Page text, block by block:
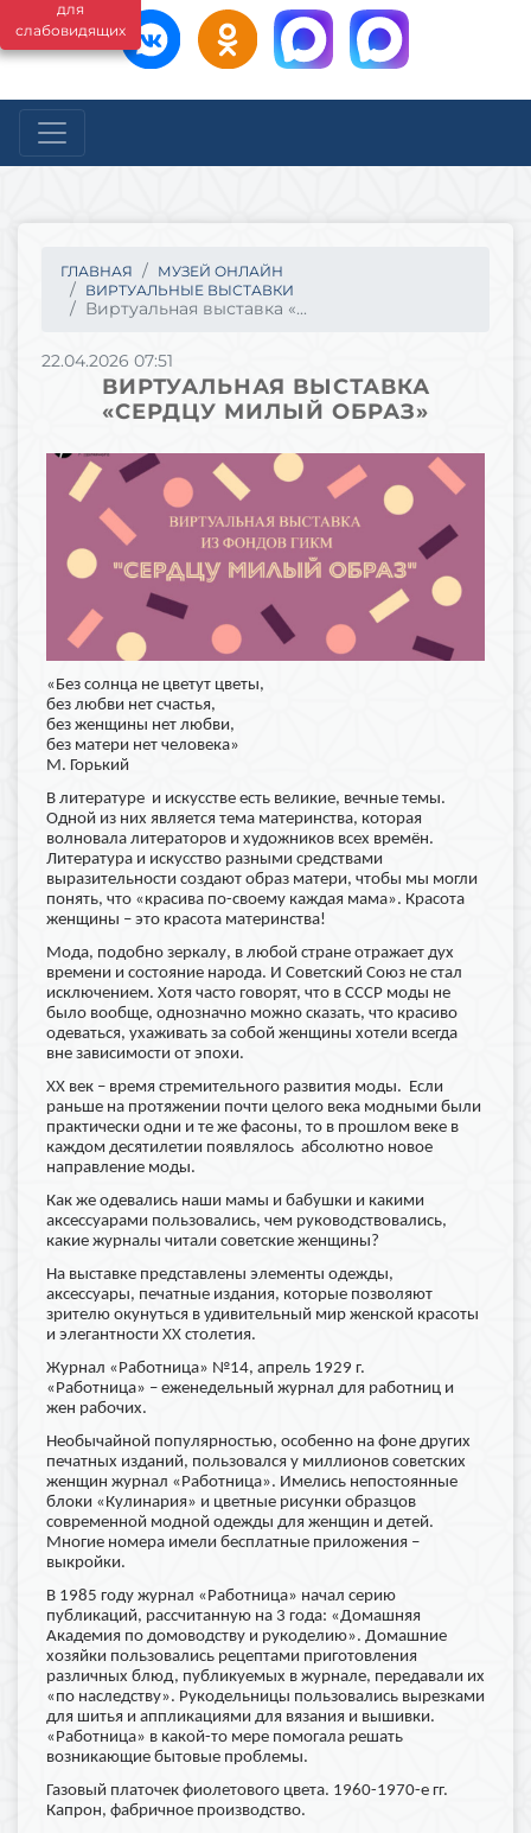
для
слабовидящих
ГЛАВНАЯ
МУЗЕЙ ОНЛАЙН
ВИРТУАЛЬНЫЕ ВЫСТАВКИ
Виртуальная выставка «...
22.04.2026 07:51
ВИРТУАЛЬНАЯ ВЫСТАВКА
«СЕРДЦУ МИЛЫЙ ОБРАЗ»
«Без солнца не цветут цветы,
без любви нет счастья,
без женщины нет любви,
без матери нет человека»
М. Горький
В литературе и искусстве есть великие, вечные темы.
Одной из них является тема материнства, которая
волновала литераторов и художников всех времён.
Литература и искусство разными средствами
выразительности создают образ матери, чтобы мы могли
понять, что «красива по-своему каждая мама». Красота
женщины – это красота материнства!
Мода, подобно зеркалу, в любой стране отражает дух
времени и состояние народа. И Советский Союз не стал
исключением. Хотя часто говорят, что в СССР моды не
было вообще, однозначно можно сказать, что красиво
одеваться, ухаживать за собой женщины хотели всегда
вне зависимости от эпохи.
ХХ век – время стремительного развития моды. Если
раньше на протяжении почти целого века модными были
практически одни и те же фасоны, то в прошлом веке в
каждом десятилетии появлялось абсолютно новое
направление моды.
Как же одевались наши мамы и бабушки и какими
аксессуарами пользовались, чем руководствовались,
какие журналы читали советские женщины?
На выставке представлены элементы одежды,
аксессуары, печатные издания, которые позволяют
зрителю окунуться в удивительный мир женской красоты
и элегантности ХХ столетия.
Журнал «Работница» №14, апрель 1929 г.
«Работница» – еженедельный журнал для работниц и
жен рабочих.
Необычайной популярностью, особенно на фоне других
печатных изданий, пользовался у миллионов советских
женщин журнал «Работница». Имелись непостоянные
блоки «Кулинария» и цветные рисунки образцов
современной модной одежды для женщин и детей.
Многие номера имели бесплатные приложения –
выкройки.
В 1985 году журнал «Работница» начал серию
публикаций, рассчитанную на 3 года: «Домашняя
Академия по домоводству и рукоделию». Домашние
хозяйки пользовались рецептами приготовления
различных блюд, публикуемых в журнале, передавали их
«по наследству». Рукодельницы пользовались вырезками
для шитья и аппликациями для вязания и вышивки.
«Работница» в какой-то мере помогала решать
возникающие бытовые проблемы.
Газовый платочек фиолетового цвета. 1960-1970-е гг.
Капрон, фабричное производство.